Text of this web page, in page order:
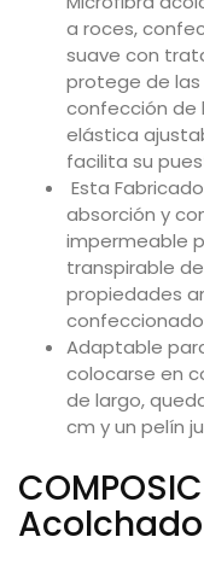
a roces,
suave con
protege de las
confección de
elástica
facilita su
Esta
absorción y
impermeable
transpirable
propiedades
Adaptable
colocarse en
de largo,
cm y un pelín